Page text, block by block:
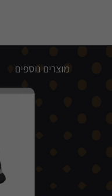
מוצרים נוספים